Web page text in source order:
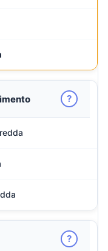
?
?